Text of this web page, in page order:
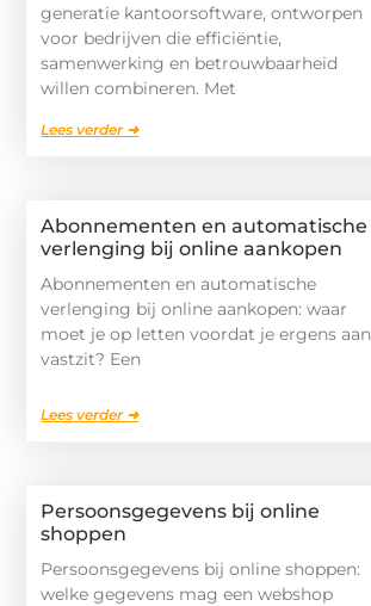
generatie kantoorsoftware, ontworpen
voor bedrijven die efficiëntie,
samenwerking en betrouwbaarheid
willen combineren. Met
Lees verder ➜
Abonnementen en automatische
verlenging bij online aankopen
Abonnementen en automatische
verlenging bij online aankopen: waar
moet je op letten voordat je ergens aan
vastzit? Een
Lees verder ➜
Persoonsgegevens bij online
shoppen
Persoonsgegevens bij online shoppen:
welke gegevens mag een webshop